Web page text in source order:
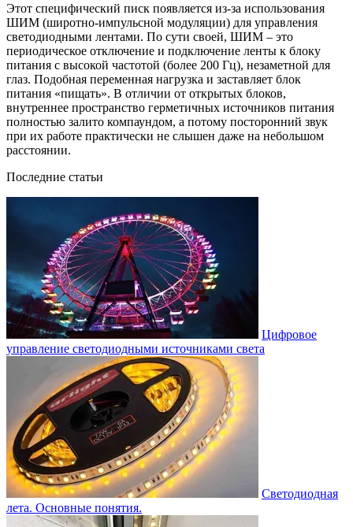
Этот специфический писк появляется из-за использования
ШИМ (широтно-импульсной модуляции) для управления
светодиодными лентами. По сути своей, ШИМ – это
периодическое отключение и подключение ленты к блоку
питания с высокой частотой (более 200 Гц), незаметной для
глаз. Подобная переменная нагрузка и заставляет блок
питания «пищать». В отличии от открытых блоков,
внутреннее пространство герметичных источников питания
полностью залито компаундом, а потому посторонний звук
при их работе практически не слышен даже на небольшом
расстоянии.
Последние статьи
Цифровое
управление светодиодными источниками света
Светодиодная
лета. Основные понятия.